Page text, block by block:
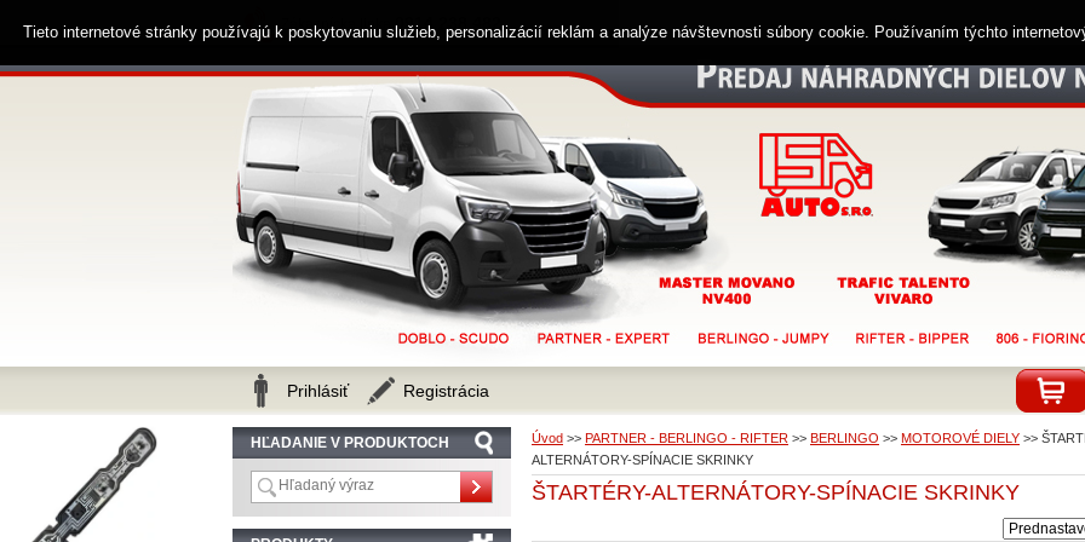
Úvod >> PARTNER - BERLINGO - RIFTER >> BERLINGO >> MOTOROVÉ DIELY >>
ALTERNÁTORY-SPÍNACIE SKRINKY
ŠTARTÉRY-ALTERNÁTORY-SPÍNACIE SKRINKY
HĽADANIE V PRODUKTOCH
Zákaznícka linka 0914 238 482
Prihlásiť Registrácia
Tieto internetové stránky používajú k poskytovaniu služieb, personalizácií reklám a analýze návštevnosti súbory cookie. Používaním týchto